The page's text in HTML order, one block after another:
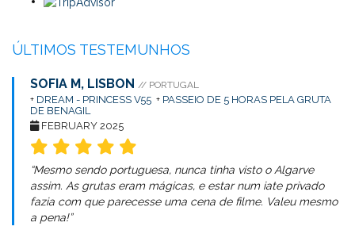
ÚLTIMOS TESTEMUNHOS
SOFIA M, LISBON // PORTUGAL
+ DREAM - PRINCESS V55 + PASSEIO DE 5 HORAS PELA GRUTA
DE BENAGIL
FEBRUARY 2025
“Mesmo sendo portuguesa, nunca tinha visto o Algarve
assim. As grutas eram mágicas, e estar num iate privado
fazia com que parecesse uma cena de filme. Valeu mesmo
a pena!”